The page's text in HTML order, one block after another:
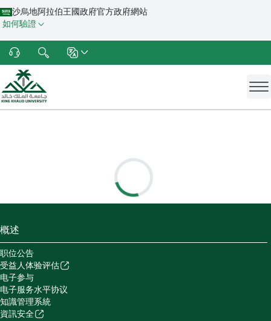
沙烏地阿拉伯王國政府官方政府網站
如何驗證
概述
职位公告
受益人体验评估
电子参与
电子服务水平协议
知識管理系統
資訊安全